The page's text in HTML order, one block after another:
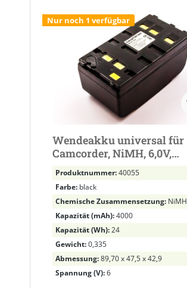
Nur noch 1 verfügbar
Wendeakku universal für
Camcorder, NiMH, 6,0V,
4000mAh, 24,0Wh
Produktnummer:40055
Farbe: black
Chemische Zusammensetzung: NiMH
Kapazität (mAh):4000
Kapazität (Wh):24
Gewicht:0,335
Abmessung:89,70 x 47,5 x 42,9
Spannung (V):6